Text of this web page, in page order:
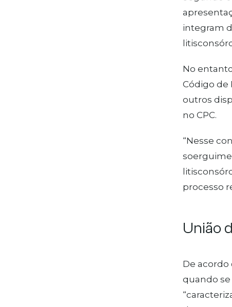
integram
No
Código de
outros
no CPC.
“Nesse
processo
União
De acordo
quando se